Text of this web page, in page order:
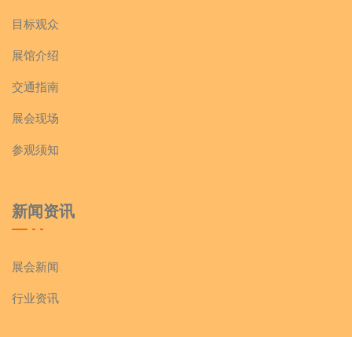
目标观众
展馆介绍
交通指南
展会现场
参观须知
新闻资讯
展会新闻
行业资讯